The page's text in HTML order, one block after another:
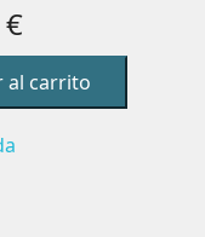
al carrito